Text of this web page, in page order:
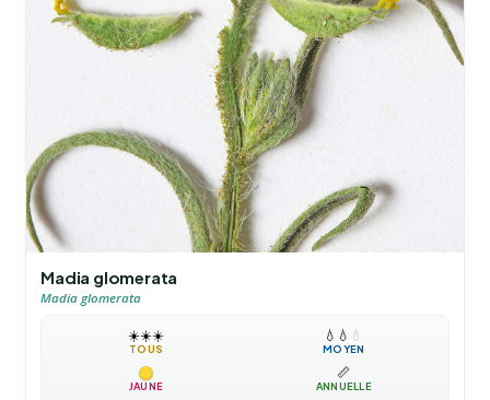
Madia glomerata
Madia glomerata
☀️☀️☀️
TOUS
💧 💧 💧
MOYEN
JAUNE
📏
ANNUELLE